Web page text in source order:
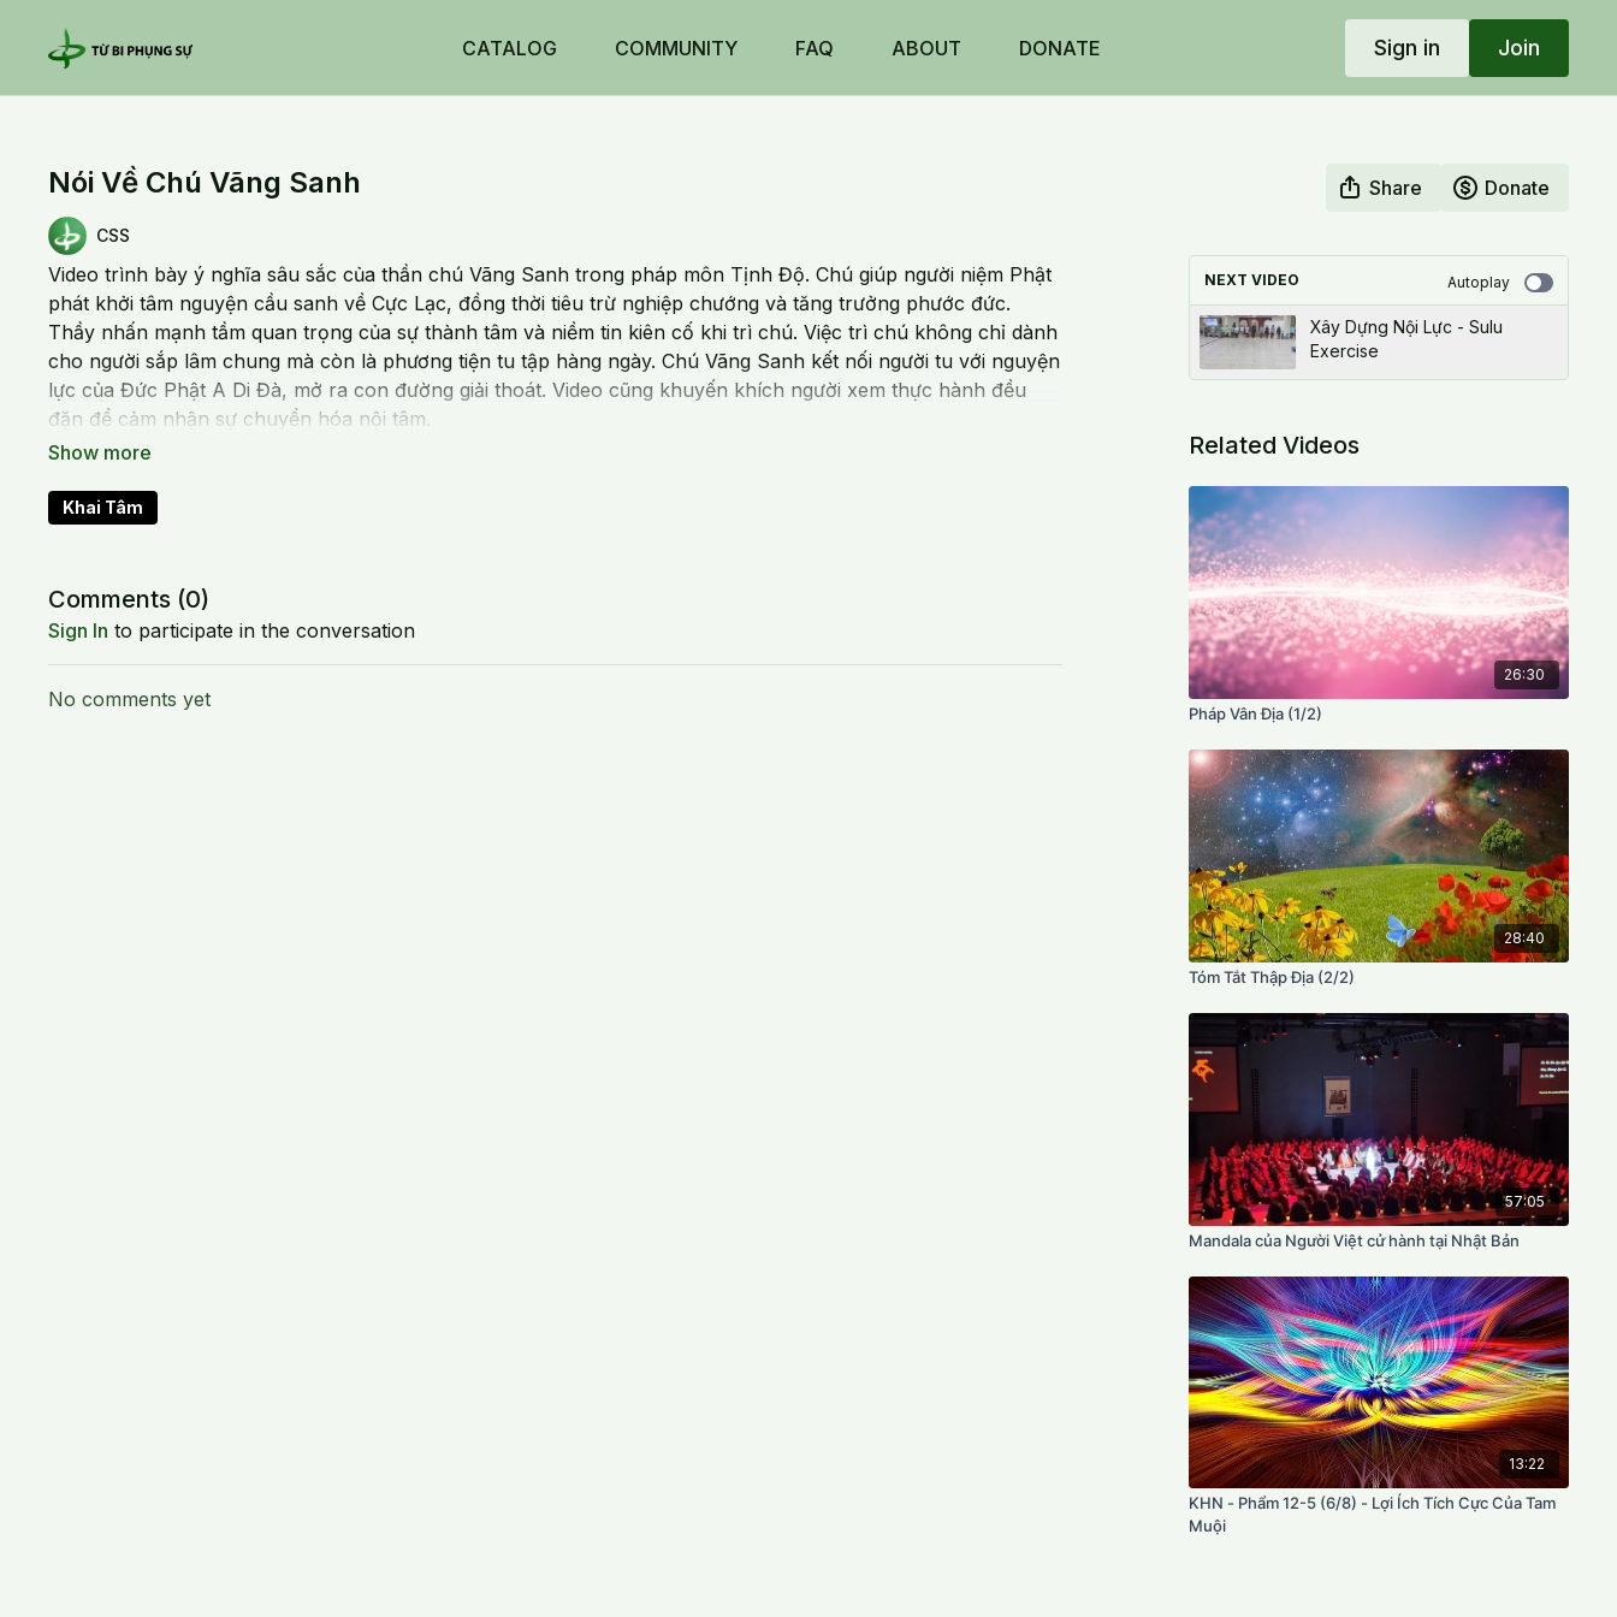
CATALOG COMMUNITY FAQ ABOUT DONATE Sign in Join
Nói Về Chú Vãng Sanh Share Donate
CSS
Video trình bày ý nghĩa sâu sắc của thần chú Vãng Sanh trong pháp môn Tịnh Độ. Chú giúp người niệm Phật
phát khởi tâm nguyện cầu sanh về Cực Lạc, đồng thời tiêu trừ nghiệp chướng và tăng trưởng phước đức.
Thầy nhấn mạnh tầm quan trọng của sự thành tâm và niềm tin kiên cố khi trì chú. Việc trì chú không chỉ dành
cho người sắp lâm chung mà còn là phương tiện tu tập hàng ngày. Chú Vãng Sanh kết nối người tu với nguyện
lực của Đức Phật A Di Đà, mở ra con đường giải thoát. Video cũng khuyến khích người xem thực hành đều
đặn để cảm nhận sự chuyển hóa nội tâm.
Khai Tâm
Comments (0)
Sign In to participate in the conversation
No comments yet
NEXT VIDEO Autoplay
Xây Dựng Nội Lực - Sulu
Exercise
Related Videos
26:30
Pháp Vân Địa (1/2)
28:40
Tóm Tắt Thập Địa (2/2)
57:05
Mandala của Người Việt cử hành tại Nhật Bản
13:22
KHN - Phẩm 12-5 (6/8) - Lợi Ích Tích Cực Của Tam
Muội